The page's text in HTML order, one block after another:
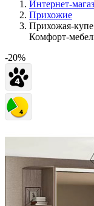
Интернет-
Прихожие
Прихожая-
Комфорт-
-20%